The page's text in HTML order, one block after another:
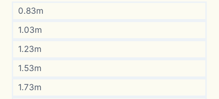
0.83m
1.03m
1.23m
1.53m
1.73m